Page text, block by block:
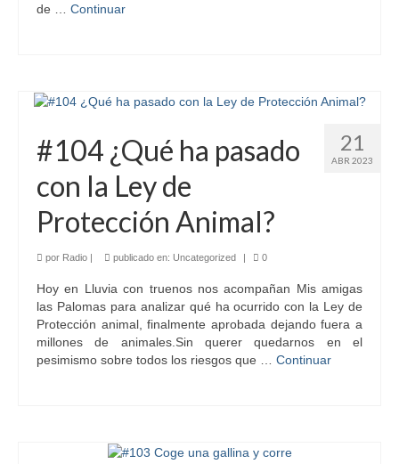
de … Continuar
21
ABR 2023
#104 ¿Qué ha pasado
con la Ley de
Protección Animal?
por Radio | publicado en: Uncategorized | 0
Hoy en Lluvia con truenos nos acompañan Mis amigas
las Palomas para analizar qué ha ocurrido con la Ley de
Protección animal, finalmente aprobada dejando fuera a
millones de animales.Sin querer quedarnos en el
pesimismo sobre todos los riesgos que … Continuar